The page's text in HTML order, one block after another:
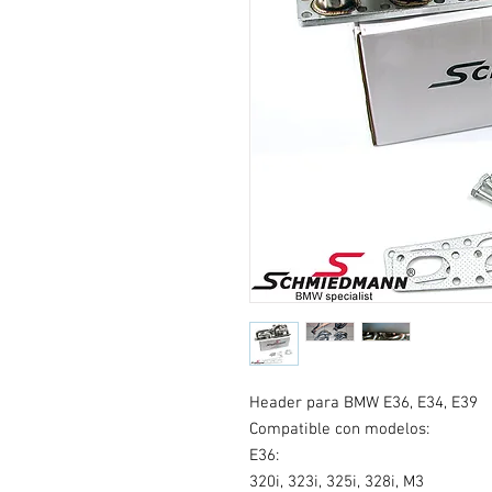
Header para BMW E36, E34, E39
Compatible con modelos:
E36:
320i, 323i, 325i, 328i, M3